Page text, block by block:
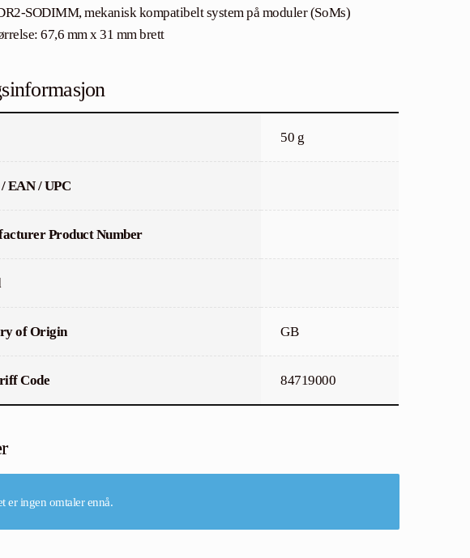
SODIMM, mekanisk kompatibelt system på moduler (SoMs)
67,6 mm x 31 mm brett
50 g
EAN / UPC
Product Number
of Origin GB
Code 84719000
er ingen omtaler ennå.